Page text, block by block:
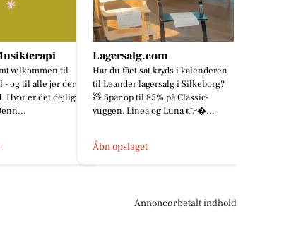
velkommen til
og til alle jer der er
er det dejligt,
Lagersalg.com
Har du fået sat kryds i kalenderen
til Leander lagersalg i Silkeborg?
🧸 Spar op til 85% på Classic-
vuggen, Linea og Luna 👉...
Åbn opslaget
Annoncørbetalt indhold